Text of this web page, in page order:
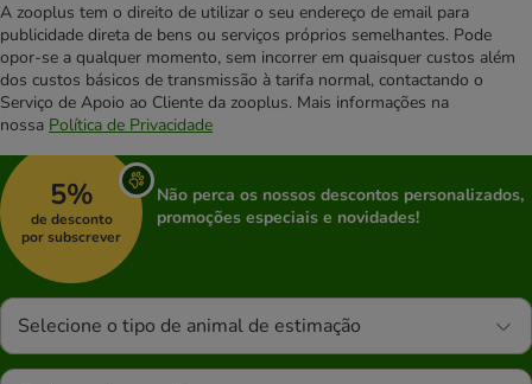
A zooplus tem o direito de utilizar o seu endereço de email para
publicidade direta de bens ou serviços próprios semelhantes. Pode
opor-se a qualquer momento, sem incorrer em quaisquer custos além
dos custos básicos de transmissão à tarifa normal, contactando o
Serviço de Apoio ao Cliente da zooplus. Mais informações na
nossa Política de Privacidade
5%
de desconto
por subscrever
Não perca os nossos descontos personalizados,
promoções especiais e novidades!
Selecione o tipo de animal de estimação